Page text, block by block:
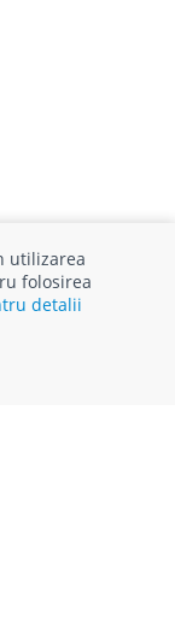
utilizarea
folosirea
detalii